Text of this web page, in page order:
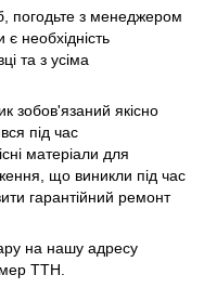
погодьте з менеджером
необхідність
та з усіма
зобов'язаний якісно
під час
матеріали для
що виникли під час
гарантійний ремонт
на нашу адресу
ТТН.